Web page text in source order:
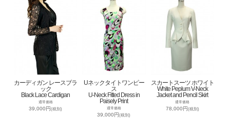
カーディガン レースブラ
ック
Black Lace Cardigan
通常価格
39,000円(税別)
Uネックタイトワンピー
ス
U-Neck Fitted Dress in
Paisely Print
通常価格
39,000円(税別)
スカートスーツ ホワイト
White Peplum V-Neck
Jacket and Pencil Skirt
通常価格
78,000円(税別)